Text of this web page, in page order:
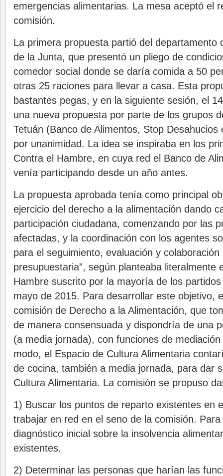
emergencias alimentarias. La mesa aceptó el
comisión.
La primera propuesta partió del departamento
de la Junta, que presentó un pliego de
comedor social donde se daría comida a 50
otras 25 raciones para llevar a casa. Esta
bastantes pegas, y en la siguiente sesión, el
una nueva propuesta por parte de los grupos
Tetuán (Banco de Alimentos, Stop Desahucios
por unanimidad. La idea se inspiraba en los
Contra el Hambre, en cuya red el Banco de
venía participando desde un año antes.
La propuesta aprobada tenía como principal
ejercicio del derecho a la alimentación dando
participación ciudadana, comenzando por las
afectadas, y la coordinación con los agentes
para el seguimiento, evaluación y colaboración
presupuestaria”, según planteaba literalmente
Hambre suscrito por la mayoría de los
mayo de 2015. Para desarrollar este objetivo,
comisión de Derecho a la Alimentación, que
de manera consensuada y dispondría de una
(a media jornada), con funciones de
modo, el Espacio de Cultura Alimentaria
de cocina, también a media jornada, para dar
Cultura Alimentaria. La comisión se propuso
1) Buscar los puntos de reparto existentes en
trabajar en red en el seno de la comisión.
diagnóstico inicial sobre la insolvencia
existentes.
2) Determinar las personas que harían las